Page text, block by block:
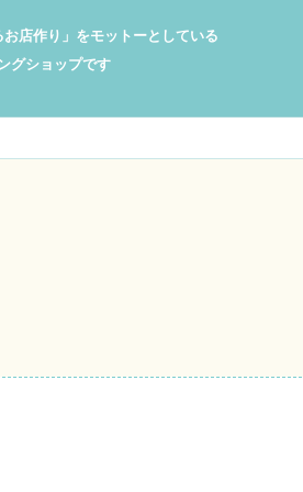
店作り」をモットーとしている
グショップです